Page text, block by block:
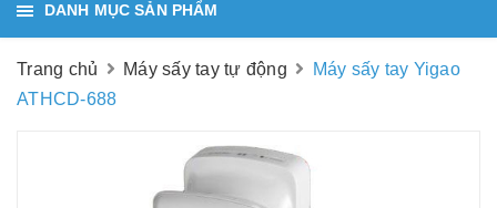
DANH MỤC SẢN PHẨM
Trang chủ Máy sấy tay tự động
Máy sấy tay Yigao
ATHCD-688